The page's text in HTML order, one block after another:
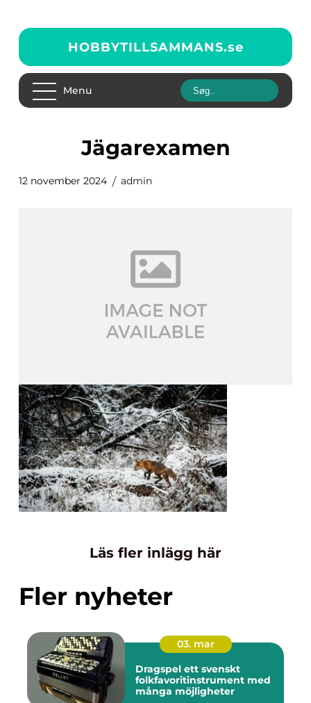
HOBBYTILLSAMMANS.se
Menu
jägarexamen
12 november 2024 admin
Läs fler inlägg här
Fler nyheter
03. mar
Dragspel ett svenskt
folkfavoritinstrument med
många möjligheter